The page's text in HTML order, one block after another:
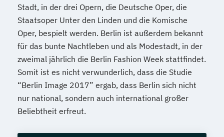
Stadt, in der drei Opern, die Deutsche Oper, die
Staatsoper Unter den Linden und die Komische
Oper, bespielt werden. Berlin ist außerdem bekannt
für das bunte Nachtleben und als Modestadt, in der
zweimal jährlich die Berlin Fashion Week stattfindet.
Somit ist es nicht verwunderlich, dass die Studie
“Berlin Image 2017” ergab, dass Berlin sich nicht
nur national, sondern auch international großer
Beliebtheit erfreut.